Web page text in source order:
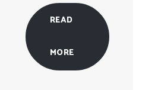
READ
MORE